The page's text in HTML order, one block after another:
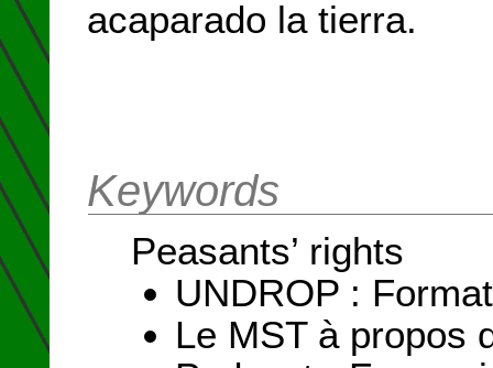
acaparado la tierra.
Keywords
Peasants’ rights
UNDROP :
Le MST à propos